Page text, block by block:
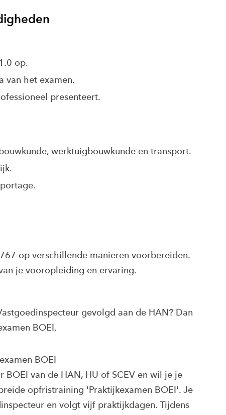
op.
van het examen.
presenteert.
werktuigbouwkunde en transport.
op verschillende manieren voorbereiden.
je vooropleiding en ervaring.
gevolgd aan de HAN? Dan
BOEI.
BOEI
van de HAN, HU of SCEV en wil je je
opfristraining 'Praktijkexamen BOEI'. Je
en volgt vijf praktijkdagen. Tijdens